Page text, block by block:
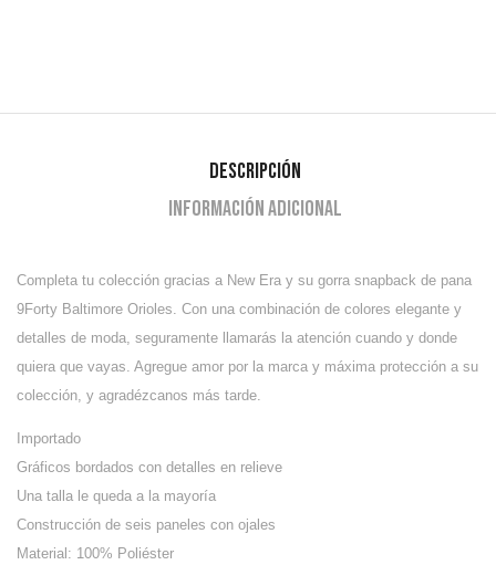
Descripción
Información adicional
Completa tu colección gracias a New Era y su gorra snapback de pana
9Forty Baltimore Orioles. Con una combinación de colores elegante y
detalles de moda, seguramente llamarás la atención cuando y donde
quiera que vayas. Agregue amor por la marca y máxima protección a su
colección, y agradézcanos más tarde.
Importado
Gráficos bordados con detalles en relieve
Una talla le queda a la mayoría
Construcción de seis paneles con ojales
Material: 100% Poliéster